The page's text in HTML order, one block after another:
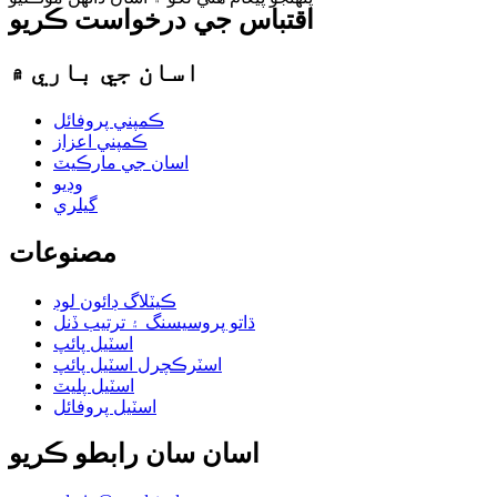
اقتباس جي درخواست ڪريو
اسان جي باري ۾
ڪمپني پروفائل
ڪمپني اعزاز
اسان جي مارڪيٽ
وڊيو
گيلري
مصنوعات
ڪيٽلاگ ڊائون لوڊ
ڌاتو پروسيسنگ ۽ ترتيب ڏنل
اسٽيل پائپ
اسٽرڪچرل اسٽيل پائپ
اسٽيل پليٽ
اسٽيل پروفائل
اسان سان رابطو ڪريو